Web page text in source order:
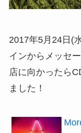
2017年5月24日(
インからメッセ
店に向かったら
ました！